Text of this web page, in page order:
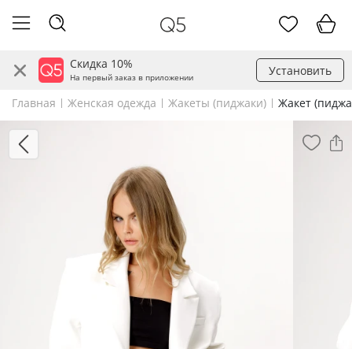
Скидка 10%
На первый заказ в приложении Установить
Главная Женская одежда Жакеты (пиджаки) Жакет